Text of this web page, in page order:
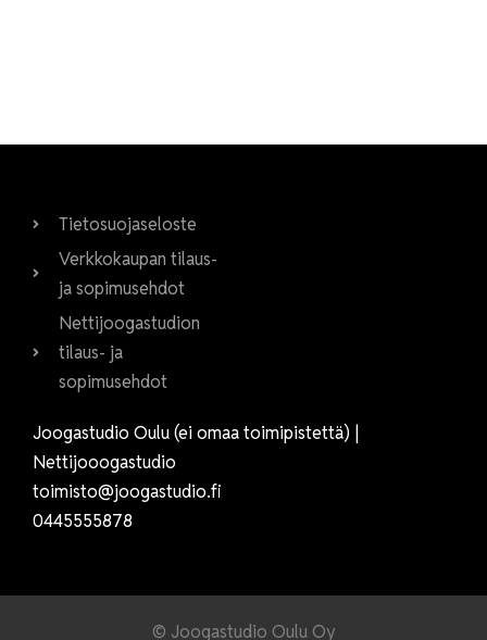
Tietosuojaseloste
Verkkokaupan tilaus-
ja sopimusehdot
Nettijoogastudion
tilaus- ja
sopimusehdot
Joogastudio Oulu (ei omaa toimipistettä) |
Nettijooogastudio
toimisto@joogastudio.fi
0445555878
© Joogastudio Oulu Oy